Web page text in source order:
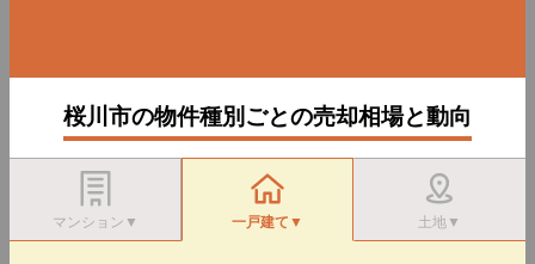
桜川市の物件種別ごとの売却相場と動向
マンション▼ 一戸建て▼ 土地▼